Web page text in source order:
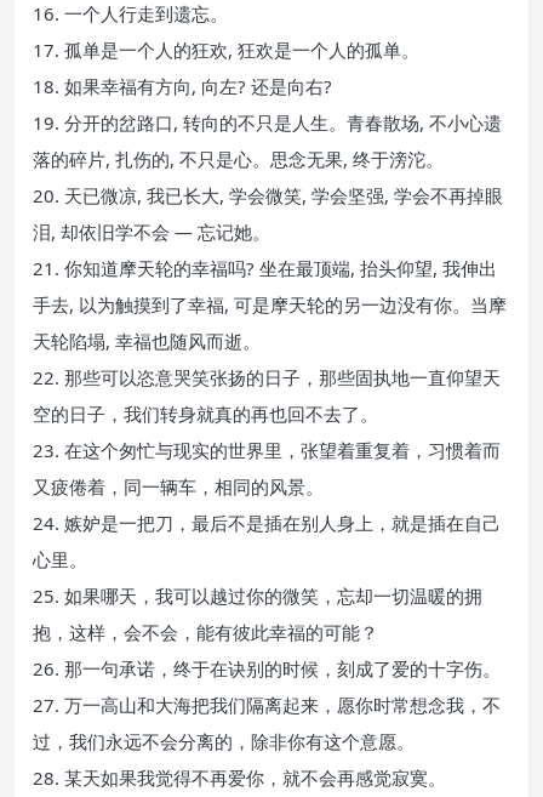
16. 一个人行走到遗忘。
17. 孤单是一个人的狂欢, 狂欢是一个人的孤单。
18. 如果幸福有方向, 向左? 还是向右?
19. 分开的岔路口, 转向的不只是人生。青春散场, 不小心遗
落的碎片, 扎伤的, 不只是心。思念无果, 终于滂沱。
20. 天已微凉, 我已长大, 学会微笑, 学会坚强, 学会不再掉眼
泪, 却依旧学不会 — 忘记她。
21. 你知道摩天轮的幸福吗? 坐在最顶端, 抬头仰望, 我伸出
手去, 以为触摸到了幸福, 可是摩天轮的另一边没有你。当摩
天轮陷塌, 幸福也随风而逝。
22. 那些可以恣意哭笑张扬的日子，那些固执地一直仰望天
空的日子，我们转身就真的再也回不去了。
23. 在这个匆忙与现实的世界里，张望着重复着，习惯着而
又疲倦着，同一辆车，相同的风景。
24. 嫉妒是一把刀，最后不是插在别人身上，就是插在自己
心里。
25. 如果哪天，我可以越过你的微笑，忘却一切温暖的拥
抱，这样，会不会，能有彼此幸福的可能？
26. 那一句承诺，终于在诀别的时候，刻成了爱的十字伤。
27. 万一高山和大海把我们隔离起来，愿你时常想念我，不
过，我们永远不会分离的，除非你有这个意愿。
28. 某天如果我觉得不再爱你，就不会再感觉寂寞。